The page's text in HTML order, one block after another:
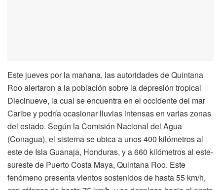
Este jueves por la mañana, las autoridades de Quintana
Roo alertaron a la población sobre la depresión tropical
Diecinueve, la cual se encuentra en el occidente del mar
Caribe y podría ocasionar lluvias intensas en varias zonas
del estado. Según la Comisión Nacional del Agua
(Conagua), el sistema se ubica a unos 400 kilómetros al
este de Isla Guanaja, Honduras, y a 660 kilómetros al este-
sureste de Puerto Costa Maya, Quintana Roo. Este
fenómeno presenta vientos sostenidos de hasta 55 km/h,